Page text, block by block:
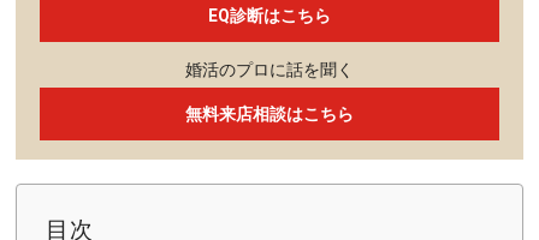
EQ診断はこちら
婚活のプロに話を聞く
無料来店相談はこちら
目次